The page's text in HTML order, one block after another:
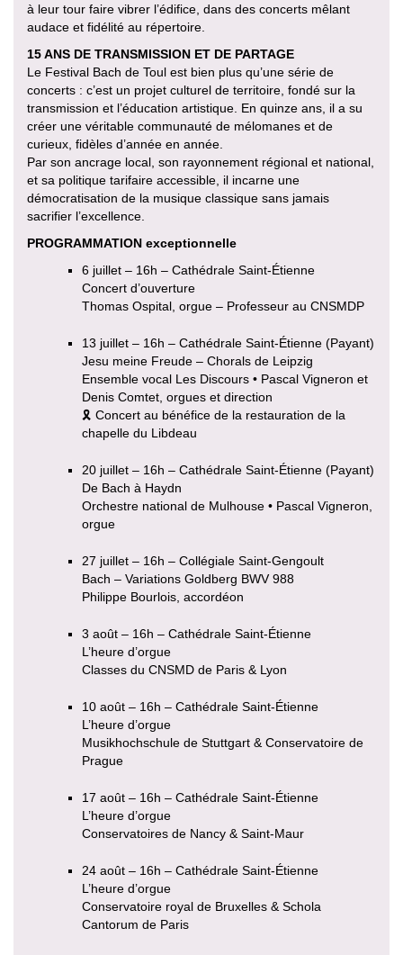
à leur tour faire vibrer l’édifice, dans des concerts mêlant
audace et fidélité au répertoire.
15 ANS DE TRANSMISSION ET DE PARTAGE
Le Festival Bach de Toul est bien plus qu’une série de
concerts : c’est un projet culturel de territoire, fondé sur la
transmission et l’éducation artistique. En quinze ans, il a su
créer une véritable communauté de mélomanes et de
curieux, fidèles d’année en année.
Par son ancrage local, son rayonnement régional et national,
et sa politique tarifaire accessible, il incarne une
démocratisation de la musique classique sans jamais
sacrifier l’excellence.
PROGRAMMATION exceptionnelle
6 juillet – 16h – Cathédrale Saint-Étienne
Concert d’ouverture
Thomas Ospital, orgue – Professeur au CNSMDP
13 juillet – 16h – Cathédrale Saint-Étienne (Payant)
Jesu meine Freude – Chorals de Leipzig
Ensemble vocal Les Discours • Pascal Vigneron et
Denis Comtet, orgues et direction
🎗 Concert au bénéfice de la restauration de la
chapelle du Libdeau
20 juillet – 16h – Cathédrale Saint-Étienne (Payant)
De Bach à Haydn
Orchestre national de Mulhouse • Pascal Vigneron,
orgue
27 juillet – 16h – Collégiale Saint-Gengoult
Bach – Variations Goldberg BWV 988
Philippe Bourlois, accordéon
3 août – 16h – Cathédrale Saint-Étienne
L’heure d’orgue
Classes du CNSMD de Paris & Lyon
10 août – 16h – Cathédrale Saint-Étienne
L’heure d’orgue
Musikhochschule de Stuttgart & Conservatoire de
Prague
17 août – 16h – Cathédrale Saint-Étienne
L’heure d’orgue
Conservatoires de Nancy & Saint-Maur
24 août – 16h – Cathédrale Saint-Étienne
L’heure d’orgue
Conservatoire royal de Bruxelles & Schola
Cantorum de Paris